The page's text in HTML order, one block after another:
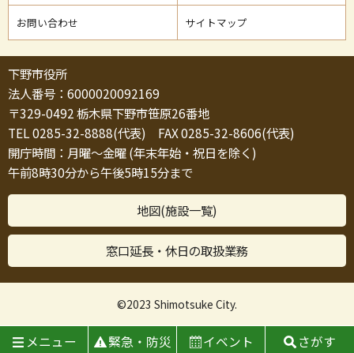
お問い合わせ サイトマップ
下野市役所
法人番号：6000020092169
〒329-0492 栃木県下野市笹原26番地
TEL 0285-32-8888(代表) FAX 0285-32-8606(代表)
開庁時間：月曜～金曜 (年末年始・祝日を除く)
午前8時30分から午後5時15分まで
地図(施設一覧)
窓口延長・休日の取扱業務
©2023 Shimotsuke City.
メニュー 緊急・防災 イベント さがす